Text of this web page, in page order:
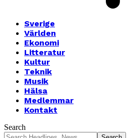
Sverige
Världen
Ekonomi
Litteratur
Kultur
Teknik
Musik
Hälsa
Medlemmar
Kontakt
Search